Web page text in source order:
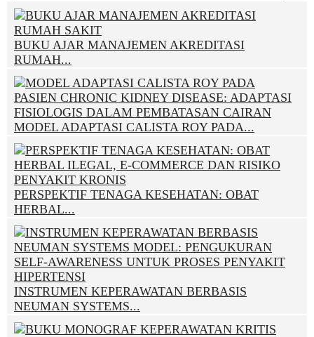
BUKU AJAR MANAJEMEN AKREDITASI
RUMAH...
MODEL ADAPTASI CALISTA ROY PADA...
PERSPEKTIF TENAGA KESEHATAN: OBAT
HERBAL...
INSTRUMEN KEPERAWATAN BERBASIS
NEUMAN SYSTEMS...